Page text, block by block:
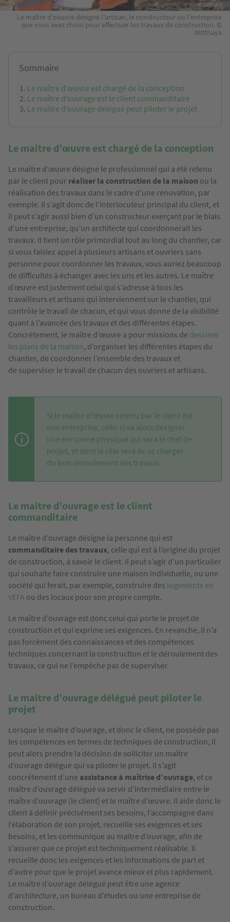
Le maître d'oeuvre désigne l'artisan, le constructeur ou l'entreprise
que vous avez choisi pour effectuer les travaux de construction. ©
Witthaya
Sommaire
Le maître d’œuvre est chargé de la conception
Le maître d’ouvrage est le client commanditaire
Le maître d’ouvrage délégué peut piloter le projet
Le maître d’œuvre est chargé de la conception
Le maître d’œuvre désigne le professionnel qui a été retenu
par le client pour réaliser la construction de la maison ou la
réalisation des travaux dans le cadre d’une rénovation, par
exemple. Il s’agit donc de l’interlocuteur principal du client, et
il peut s’agir aussi bien d’un constructeur exerçant par le biais
d’une entreprise, qu’un architecte qui coordonnerait les
travaux. Il tient un rôle primordial tout au long du chantier, car
si vous faisiez appel à plusieurs artisans et ouvriers sans
personne pour coordonner les travaux, vous auriez beaucoup
de difficultés à échanger avec les uns et les autres. Le maître
d’œuvre est justement celui qui s’adresse à tous les
travailleurs et artisans qui interviennent sur le chantier, qui
contrôle le travail de chacun, et qui vous donne de la visibilité
quant à l’avancée des travaux et des différentes étapes.
Concrètement, le maître d’œuvre a pour missions de dessiner
les plans de la maison, d’organiser les différentes étapes du
chantier, de coordonner l’ensemble des travaux et
de superviser le travail de chacun des ouvriers et artisans.
Si le maître d’œuvre retenu par le client est
une entreprise, celle-ci va alors désigner
une personne physique qui sera le chef de
projet, et dont le rôle sera de se charger
du bon déroulement des travaux.
Le maître d’ouvrage est le client
commanditaire
Le maître d’ouvrage désigne la personne qui est
commanditaire des travaux, celle qui est à l’origine du projet
de construction, à savoir le client. Il peut s’agir d’un particulier
qui souhaite faire construire une maison individuelle, ou une
société qui ferait, par exemple, construire des logements en
VEFA ou des locaux pour son propre compte.
Le maître d’ouvrage est donc celui qui porte le projet de
construction et qui exprime ses exigences. En revanche, il n’a
pas forcément des connaissances et des compétences
techniques concernant la construction et le déroulement des
travaux, ce qui ne l’empêche pas de superviser.
Le maître d’ouvrage délégué peut piloter le
projet
Lorsque le maître d’ouvrage, et donc le client, ne possède pas
les compétences en termes de techniques de construction, il
peut alors prendre la décision de solliciter un maître
d’ouvrage délégué qui va piloter le projet. Il s’agit
concrètement d’une assistance à maîtrise d’ouvrage, et ce
maître d’ouvrage délégué va servir d’intermédiaire entre le
maître d’ouvrage (le client) et le maître d’œuvre. Il aide donc le
client à définir précisément ses besoins, l’accompagne dans
l’élaboration de son projet, recueille ses exigences et ses
besoins, et les communique au maitre d’ouvrage, afin de
s’assurer que ce projet est techniquement réalisable. Il
recueille donc les exigences et les informations de part et
d’autre pour que le projet avance mieux et plus rapidement.
Le maître d’ouvrage délégué peut être une agence
d’architecture, un bureau d’études ou une entreprise de
construction.